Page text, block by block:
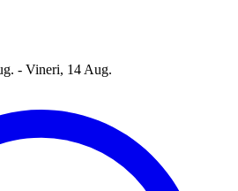
- Vineri, 14 Aug.